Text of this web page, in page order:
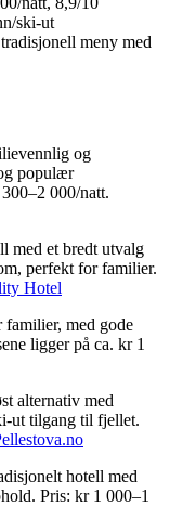
ski-ut
meny med
og
populær
000/natt.
med et bredt utvalg
perfekt for familier.
Hotel
med gode
ligger på ca. kr 1
alternativ med
ut tilgang til fjellet.
hotell med
Pris: kr 1 000–1